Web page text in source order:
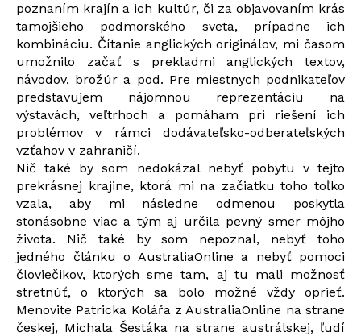
poznaním krajín a ich kultúr, či za objavovaním krás
tamojšieho podmorského sveta, prípadne ich
kombináciu. Čítanie anglických originálov, mi časom
umožnilo začať s prekladmi anglických textov,
návodov, brožúr a pod. Pre miestnych podnikateľov
predstavujem nájomnou reprezentáciu na
výstavách, veľtrhoch a pomáham pri riešení ich
problémov v rámci dodávateľsko-odberateľských
vzťahov v zahraničí.
Nič také by som nedokázal nebyť pobytu v tejto
prekrásnej krajine, ktorá mi na začiatku toho toľko
vzala, aby mi následne odmenou poskytla
stonásobne viac a tým aj určila pevný smer môjho
života. Nič také by som nepoznal, nebyť toho
jedného článku o AustraliaOnline a nebyť pomoci
človiečikov, ktorých sme tam, aj tu mali možnosť
stretnúť, o ktorých sa bolo možné vždy oprieť.
Menovite Patricka Kolářa z AustraliaOnline na strane
českej, Michala Šestáka na strane austrálskej, ľudí